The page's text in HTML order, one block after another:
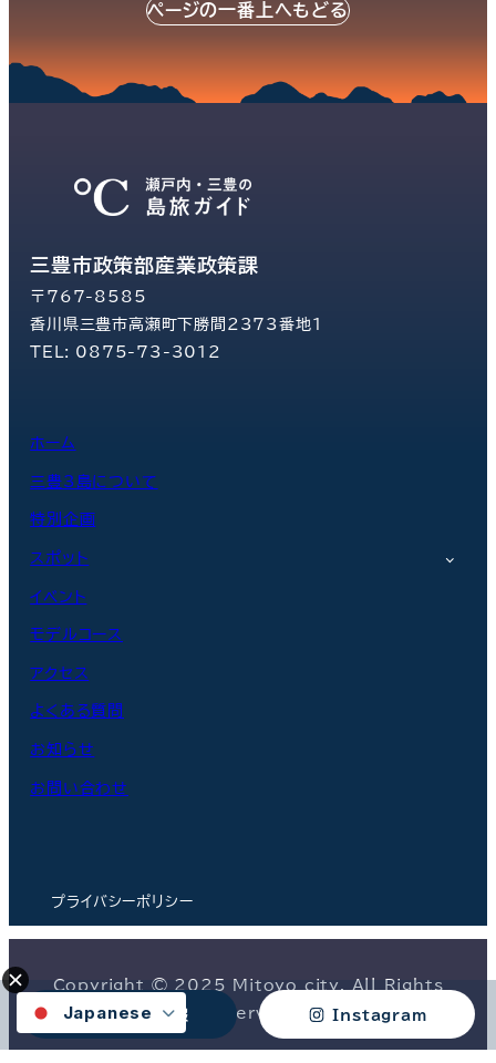
ページの一番上へもどる
三豊市政策部産業政策課
〒767-8585
香川県三豊市高瀬町下勝間2373番地1
TEL: 0875-73-3012
ホーム
三豊3島について
特別企画
スポット
イベント
モデルコース
アクセス
よくある質問
お知らせ
お問い合わせ
プライバシーポリシー
Copyright © 2025 Mitoyo city. All Rights
Reserved.
Japanese
トラベル情報 Instagram